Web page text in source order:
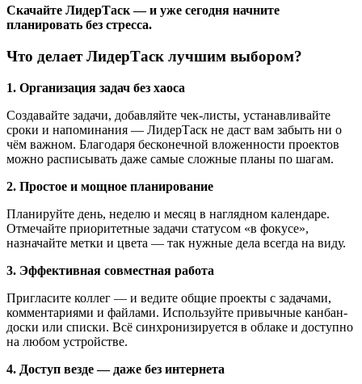
Скачайте ЛидерТаск — и уже сегодня начните
планировать без стресса.
Что делает ЛидерТаск лучшим выбором?
1. Организация задач без хаоса
Создавайте задачи, добавляйте чек-листы, устанавливайте
сроки и напоминания — ЛидерТаск не даст вам забыть ни о
чём важном. Благодаря бесконечной вложенности проектов
можно расписывать даже самые сложные планы по шагам.
2. Простое и мощное планирование
Планируйте день, неделю и месяц в наглядном календаре.
Отмечайте приоритетные задачи статусом «в фокусе»,
назначайте метки и цвета — так нужные дела всегда на виду.
3. Эффективная совместная работа
Пригласите коллег — и ведите общие проекты с задачами,
комментариями и файлами. Используйте привычные канбан-
доски или списки. Всё синхронизируется в облаке и доступно
на любом устройстве.
4. Доступ везде — даже без интернета